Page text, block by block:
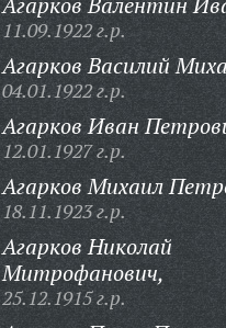
11.09.1922 г.р.
Агарков Василий
04.01.1922 г.р.
Агарков Иван
12.01.1927 г.р.
Агарков Михаил
18.11.1923 г.р.
Агарков Николай
Митрофанович,
25.12.1915 г.р.